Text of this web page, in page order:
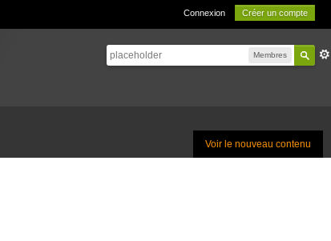
Connexion Créer un compte
Membres
Voir le nouveau contenu